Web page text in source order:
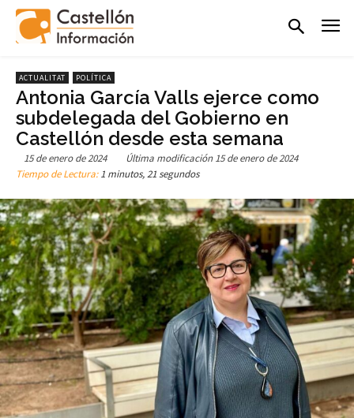
ACTUALITAT POLÍTICA
Antonia García Valls ejerce como
subdelegada del Gobierno en
Castellón desde esta semana
15 de enero de 2024 Última modificación 15 de enero de 2024
Tiempo de Lectura:1 minutos, 21 segundos